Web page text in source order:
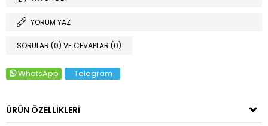
YORUM YAZ
SORULAR (0) VE CEVAPLAR (0)
WhatsApp Telegram
ÜRÜN ÖZELLIKLERI